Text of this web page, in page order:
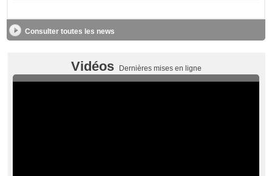
Consulter toutes les news
Vidéos Dernières mises en ligne